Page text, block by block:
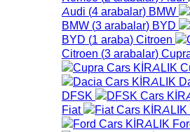
Audi (4 arabalar) BMW
BMW (3 arabalar) BYD
BYD (1 araba) Citroen
Citroen (3 arabalar)
DFSK
Fiat